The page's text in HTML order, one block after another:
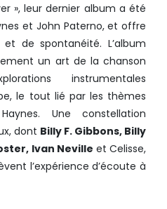
», leur dernier album a été
et John Paterno, et offre
de spontanéité. L’album
un art de la chanson
instrumentales
le tout lié par les thèmes
Une constellation
dont Billy F. Gibbons, Billy
Ivan Neville et Celisse,
l’expérience d’écoute à